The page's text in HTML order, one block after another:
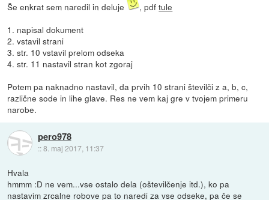
Še enkrat sem naredil in deluje , pdftule
1. napisal dokument
2. vstavil strani
3. str. 10 vstavil prelom odseka
4. str. 11 nastavil stran kot zgoraj
Potem pa naknadno nastavil, da prvih 10 strani številči z a, b, c,
različne sode in lihe glave. Res ne vem kaj gre v tvojem primeru
narobe.
pero978
::8. maj 2017, 11:37
Hvala
hmmm :D ne vem...vse ostalo dela (oštevilčenje itd.), ko pa
nastavim zrcalne robove pa to naredi za vse odseke, pa če se